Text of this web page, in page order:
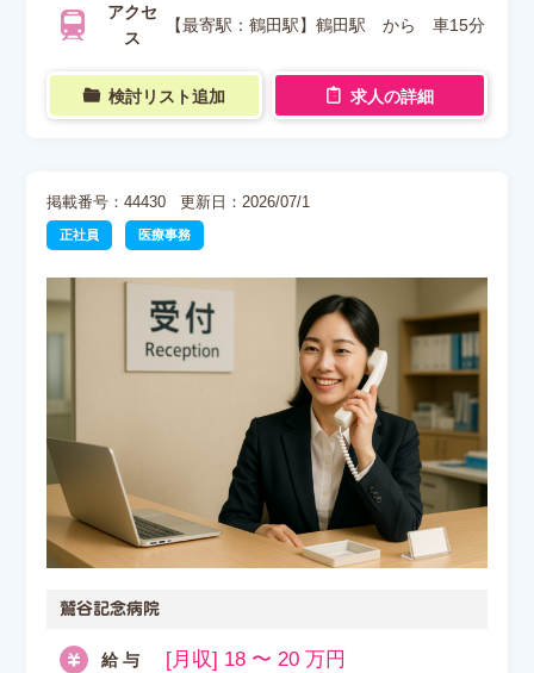
アクセ
ス
【最寄駅：鶴田駅】鶴田駅 から 車15分
検討リスト追加 求人の詳細
掲載番号：44430 更新日：2026/07/1
正社員 医療事務
鷲谷記念病院
給 与 [月収] 18 〜 20 万円